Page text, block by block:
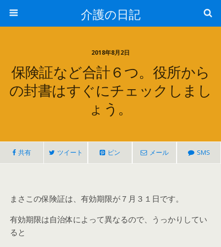
介護の日記
2018年8月2日
保険証など合計６つ。役所から
の封書はすぐにチェックしまし
ょう。
共有 ツイート ピン メール SMS
まさこの保険証は、有効期限が７月３１日です。
有効期限は自治体によって異なるので、うっかりしてい
ると